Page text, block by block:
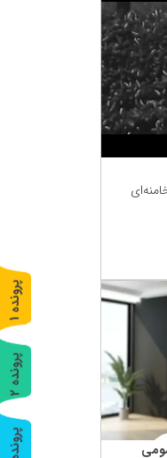
پ
ر
و
ن
د
ه
1
پ
ر
و
ن
د
ه
2
پ
3